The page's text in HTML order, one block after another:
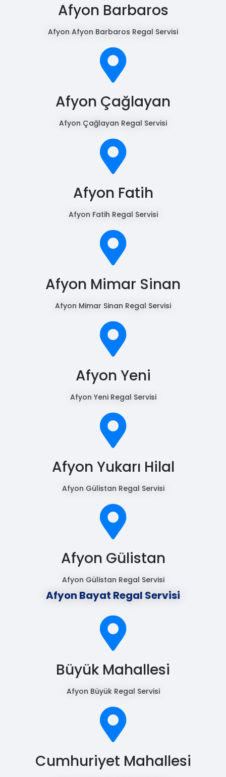
Afyon Barbaros
Afyon Afyon Barbaros Regal Servisi
Afyon Çağlayan
Afyon Çağlayan Regal Servisi
Afyon Fatih
Afyon Fatih Regal Servisi
Afyon Mimar Sinan
Afyon Mimar Sinan Regal Servisi
Afyon Yeni
Afyon Yeni Regal Servisi
Afyon Yukarı Hilal
Afyon Gülistan Regal Servisi
Afyon Gülistan
Afyon Gülistan Regal Servisi
Afyon Bayat Regal Servisi
Büyük Mahallesi
Afyon Büyük Regal Servisi
Cumhuriyet Mahallesi